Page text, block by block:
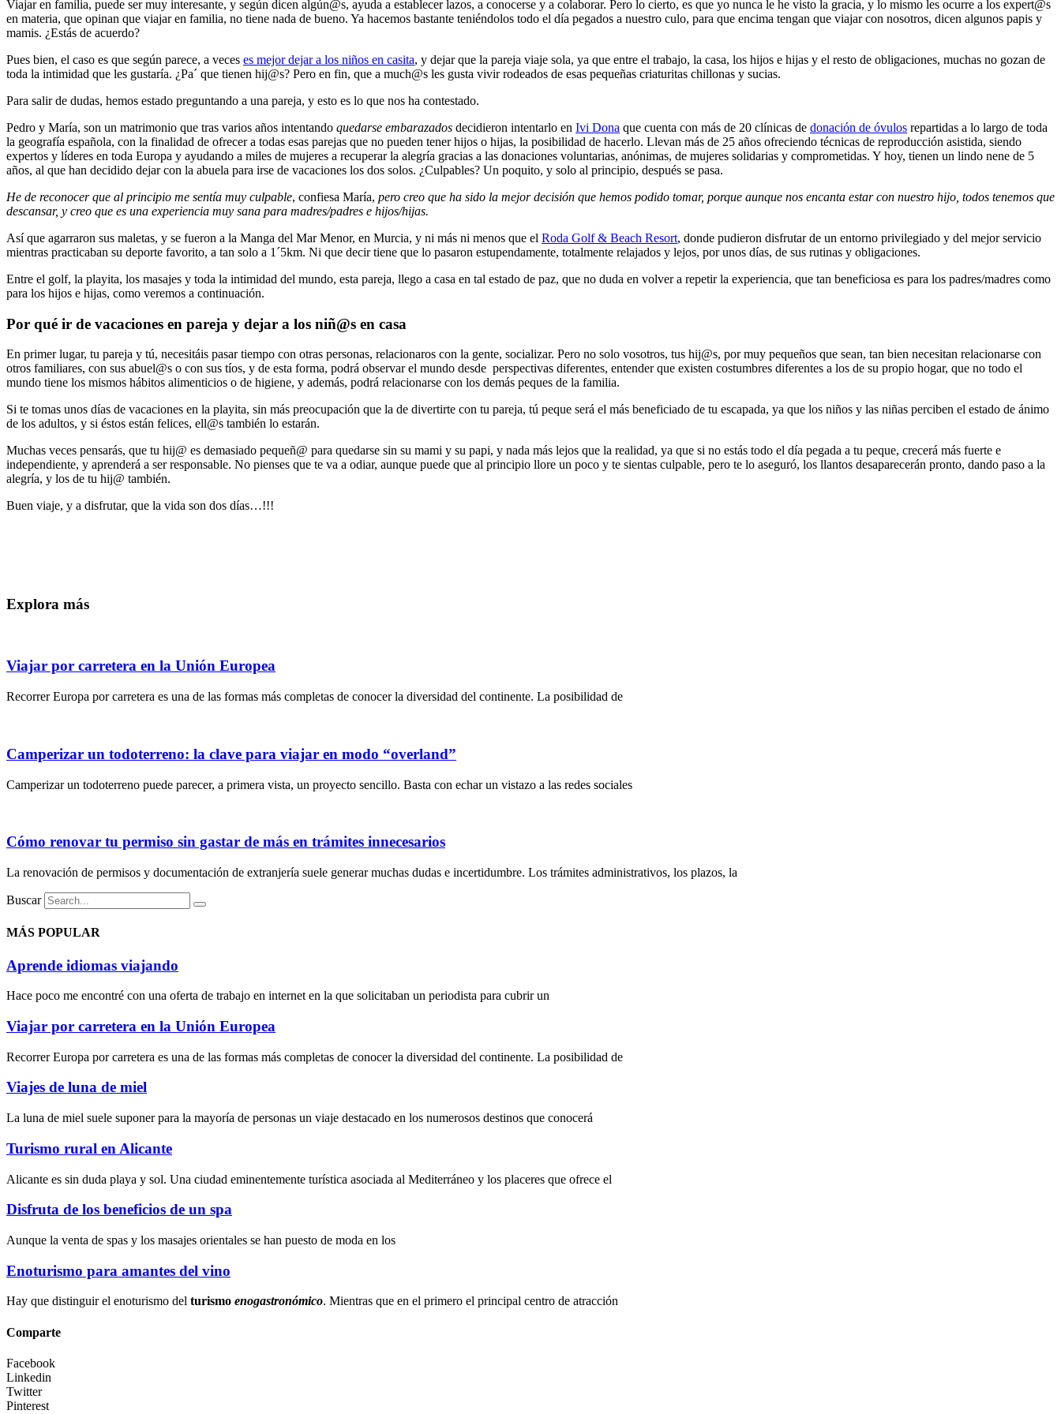
Viajar en familia, puede ser muy interesante, y según dicen algún@s, ayuda a establecer lazos, a conocerse y a colaborar. Pero lo cierto, es que yo nunca le he visto la gracia, y lo mismo les ocurre a los expert@s
en materia, que opinan que viajar en familia, no tiene nada de bueno. Ya hacemos bastante teniéndolos todo el día pegados a nuestro culo, para que encima tengan que viajar con nosotros, dicen algunos papis y
mamis. ¿Estás de acuerdo?
Pues bien, el caso es que según parece, a veces es mejor dejar a los niños en casita, y dejar que la pareja viaje sola, ya que entre el trabajo, la casa, los hijos e hijas y el resto de obligaciones, muchas no gozan de
toda la intimidad que les gustaría. ¿Pa´ que tienen hij@s? Pero en fin, que a much@s les gusta vivir rodeados de esas pequeñas criaturitas chillonas y sucias.
Para salir de dudas, hemos estado preguntando a una pareja, y esto es lo que nos ha contestado.
Pedro y María, son un matrimonio que tras varios años intentando quedarse embarazados decidieron intentarlo en Ivi Dona que cuenta con más de 20 clínicas de donación de óvulos repartidas a lo largo de toda
la geografía española, con la finalidad de ofrecer a todas esas parejas que no pueden tener hijos o hijas, la posibilidad de hacerlo. Llevan más de 25 años ofreciendo técnicas de reproducción asistida, siendo
expertos y líderes en toda Europa y ayudando a miles de mujeres a recuperar la alegría gracias a las donaciones voluntarias, anónimas, de mujeres solidarias y comprometidas. Y hoy, tienen un lindo nene de 5
años, al que han decidido dejar con la abuela para irse de vacaciones los dos solos. ¿Culpables? Un poquito, y solo al principio, después se pasa.
He de reconocer que al principio me sentía muy culpable, confiesa María, pero creo que ha sido la mejor decisión que hemos podido tomar, porque aunque nos encanta estar con nuestro hijo, todos tenemos que
descansar, y creo que es una experiencia muy sana para madres/padres e hijos/hijas.
Así que agarraron sus maletas, y se fueron a la Manga del Mar Menor, en Murcia, y ni más ni menos que el Roda Golf & Beach Resort, donde pudieron disfrutar de un entorno privilegiado y del mejor servicio
mientras practicaban su deporte favorito, a tan solo a 1´5km. Ni que decir tiene que lo pasaron estupendamente, totalmente relajados y lejos, por unos días, de sus rutinas y obligaciones.
Entre el golf, la playita, los masajes y toda la intimidad del mundo, esta pareja, llego a casa en tal estado de paz, que no duda en volver a repetir la experiencia, que tan beneficiosa es para los padres/madres como
para los hijos e hijas, como veremos a continuación.
Por qué ir de vacaciones en pareja y dejar a los niñ@s en casa
En primer lugar, tu pareja y tú, necesitáis pasar tiempo con otras personas, relacionaros con la gente, socializar. Pero no solo vosotros, tus hij@s, por muy pequeños que sean, tan bien necesitan relacionarse con
otros familiares, con sus abuel@s o con sus tíos, y de esta forma, podrá observar el mundo desde perspectivas diferentes, entender que existen costumbres diferentes a los de su propio hogar, que no todo el
mundo tiene los mismos hábitos alimenticios o de higiene, y además, podrá relacionarse con los demás peques de la familia.
Si te tomas unos días de vacaciones en la playita, sin más preocupación que la de divertirte con tu pareja, tú peque será el más beneficiado de tu escapada, ya que los niños y las niñas perciben el estado de ánimo
de los adultos, y si éstos están felices, ell@s también lo estarán.
Muchas veces pensarás, que tu hij@ es demasiado pequeñ@ para quedarse sin su mami y su papi, y nada más lejos que la realidad, ya que si no estás todo el día pegada a tu peque, crecerá más fuerte e
independiente, y aprenderá a ser responsable. No pienses que te va a odiar, aunque puede que al principio llore un poco y te sientas culpable, pero te lo aseguró, los llantos desaparecerán pronto, dando paso a la
alegría, y los de tu hij@ también.
Buen viaje, y a disfrutar, que la vida son dos días…!!!
Explora más
Viajar por carretera en la Unión Europea
Recorrer Europa por carretera es una de las formas más completas de conocer la diversidad del continente. La posibilidad de
Camperizar un todoterreno: la clave para viajar en modo “overland”
Camperizar un todoterreno puede parecer, a primera vista, un proyecto sencillo. Basta con echar un vistazo a las redes sociales
Cómo renovar tu permiso sin gastar de más en trámites innecesarios
La renovación de permisos y documentación de extranjería suele generar muchas dudas e incertidumbre. Los trámites administrativos, los plazos, la
Buscar
MÁS POPULAR
Aprende idiomas viajando
Hace poco me encontré con una oferta de trabajo en internet en la que solicitaban un periodista para cubrir un
Viajar por carretera en la Unión Europea
Recorrer Europa por carretera es una de las formas más completas de conocer la diversidad del continente. La posibilidad de
Viajes de luna de miel
La luna de miel suele suponer para la mayoría de personas un viaje destacado en los numerosos destinos que conocerá
Turismo rural en Alicante
Alicante es sin duda playa y sol. Una ciudad eminentemente turística asociada al Mediterráneo y los placeres que ofrece el
Disfruta de los beneficios de un spa
Aunque la venta de spas y los masajes orientales se han puesto de moda en los
Enoturismo para amantes del vino
Hay que distinguir el enoturismo del turismo enogastronómico. Mientras que en el primero el principal centro de atracción
Comparte
Facebook
Linkedin
Twitter
Pinterest